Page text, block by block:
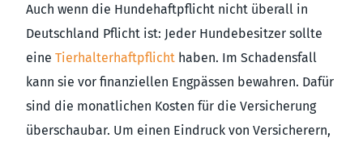
Auch wenn die Hundehaftpflicht nicht überall in
Deutschland Pflicht ist: Jeder Hundebesitzer sollte
eine Tierhalterhaftpflicht haben. Im Schadensfall
kann sie vor finanziellen Engpässen bewahren. Dafür
sind die monatlichen Kosten für die Versicherung
überschaubar. Um einen Eindruck von Versicherern,